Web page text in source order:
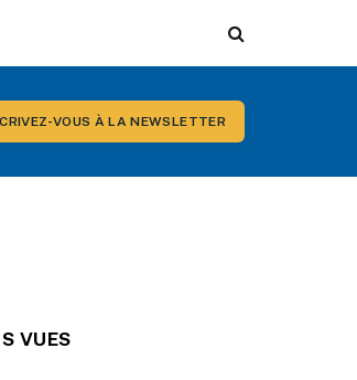
VOUS À LA NEWSLETTER
VUES